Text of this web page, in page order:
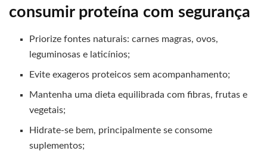
consumir proteína com segurança
Priorize fontes naturais: carnes magras, ovos,
leguminosas e laticínios;
Evite exageros proteicos sem acompanhamento;
Mantenha uma dieta equilibrada com fibras, frutas e
vegetais;
Hidrate-se bem, principalmente se consome
suplementos;